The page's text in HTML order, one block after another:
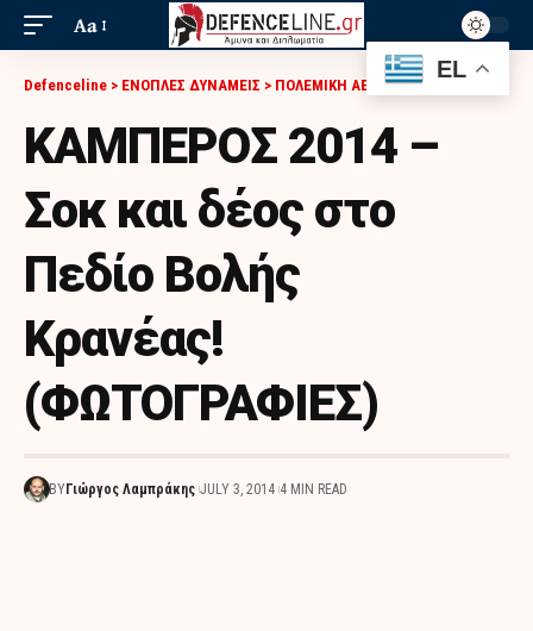
Aa
Defenceline > ΕΝΟΠΛΕΣ ΔΥΝΑΜΕΙΣ > ΠΟΛΕΜΙΚΗ ΑΕΡΟΠΟΡΙΑ
ΚΑΜΠΕΡΟΣ 2014 –
Σοκ και δέος στο
Πεδίο Βολής
Κρανέας!
(ΦΩΤΟΓΡΑΦΙΕΣ)
BY Γιώργος Λαμπράκης JULY 3, 2014 4 MIN READ
EL